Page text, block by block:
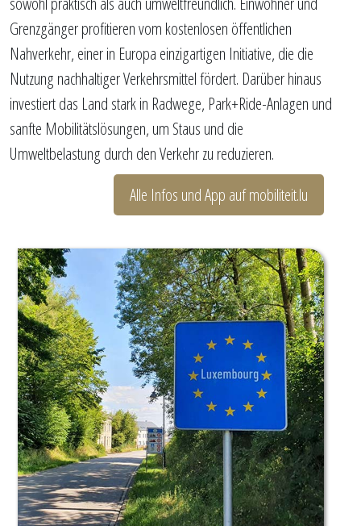
Grenzgänger profitieren vom kostenlosen öffentlichen
Nahverkehr, einer in Europa einzigartigen Initiative, die die
Nutzung nachhaltiger Verkehrsmittel fördert. Darüber hinaus
investiert das Land stark in Radwege, Park+Ride-Anlagen und
sanfte Mobilitätslösungen, um Staus und die
Umweltbelastung durch den Verkehr zu reduzieren.
Alle Infos und App auf mobiliteit.lu